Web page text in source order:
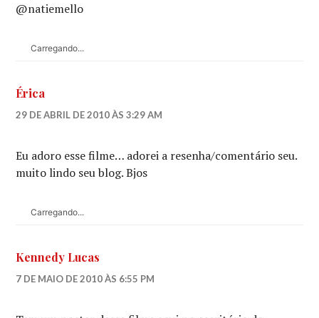
@natiemello
Carregando...
Érica
29 DE ABRIL DE 2010 ÀS 3:29 AM
Eu adoro esse filme… adorei a resenha/comentário seu.
muito lindo seu blog. Bjos
Carregando...
Kennedy Lucas
7 DE MAIO DE 2010 ÀS 6:55 PM